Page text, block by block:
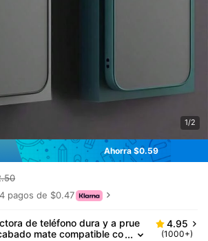
1/2
Ahorra $0.59
pagos de $0.47
de teléfono dura y a prue
mate compatible co
4.95
(1000+)